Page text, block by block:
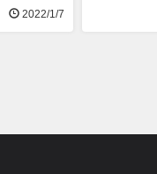
2022/1/7